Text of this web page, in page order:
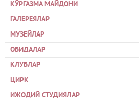
КЎРГАЗМА МАЙДОНИ
ГАЛЕРЕЯЛАР
МУЗЕЙЛАР
ОБИДАЛАР
КЛУБЛАР
ЦИРК
ИЖОДИЙ СТУДИЯЛАР